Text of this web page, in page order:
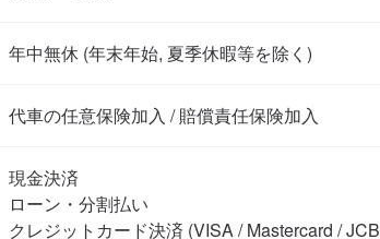
年中無休 (年末年始, 夏季休暇等を除く)
代車の任意保険加入 / 賠償責任保険加入
現金決済
ローン・分割払い
クレジットカード決済 (VISA / Mastercard /